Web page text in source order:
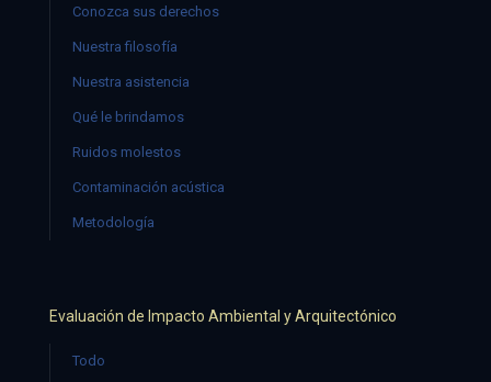
Conozca sus derechos
Nuestra filosofía
Nuestra asistencia
Qué le brindamos
Ruidos molestos
Contaminación acústica
Metodología
Evaluación de Impacto Ambiental y Arquitectónico
Todo